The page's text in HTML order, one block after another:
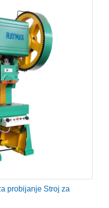
probijanje Stroj za